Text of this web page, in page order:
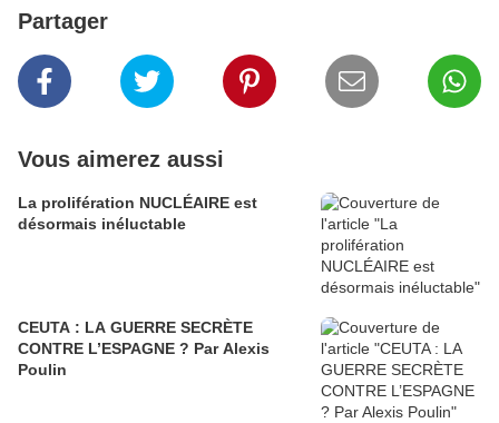
Partager
Vous aimerez aussi
La prolifération NUCLÉAIRE est
désormais inéluctable
CEUTA : LA GUERRE SECRÈTE
CONTRE L’ESPAGNE ? Par Alexis
Poulin